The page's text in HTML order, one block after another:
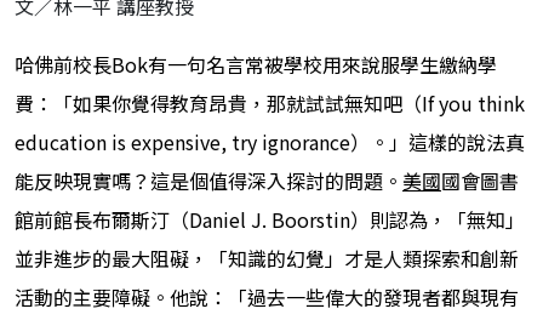
文／林一平 講座教授
哈佛前校長Bok有一句名言常被學校用來說服學生繳納學
費：「如果你覺得教育昂貴，那就試試無知吧（If you think
education is expensive, try ignorance）。」這樣的說法真
能反映現實嗎？這是個值得深入探討的問題。 美國國會圖書
館前館長布爾斯汀（Daniel J. Boorstin）則認為，「無知」
並非進步的最大阻礙，「知識的幻覺」才是人類探索和創新
活動的主要障礙。他說：「過去一些偉大的發現者都與現有